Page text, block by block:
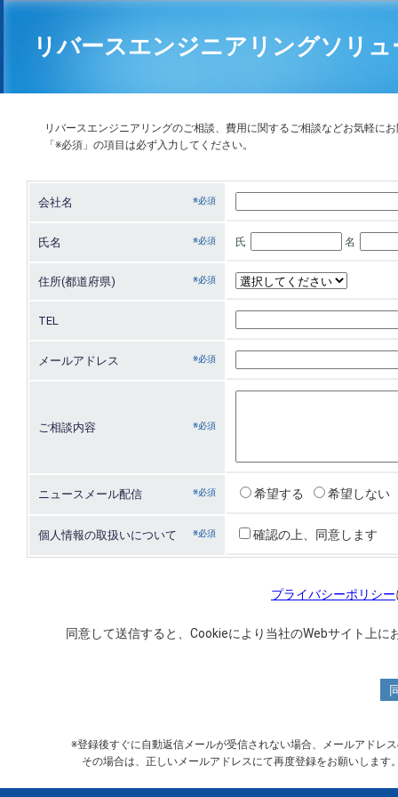
リバースエンジニアリングソリ
リバースエンジニアリングのご相談、費用に関するご相談などお気軽に
「※必須」の項目は必ず入力してください。
会社名
氏名 氏 名
住所(都道府県)
TEL
メールアドレス
ご相談内容
ニュースメール配信 希望する 希望しない
個人情報の取扱いについて 確認の上、同意します
プライバシーポリシー
同意して送信すると、Cookieにより当社のWebサイト上
※登録後すぐに自動返信メールが受信されない場合、メールアドレ
その場合は、正しいメールアドレスにて再度登録をお願いしま